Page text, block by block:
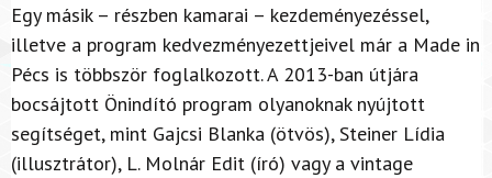
Egy másik – részben kamarai – kezdeményezéssel,
illetve a program kedvezményezettjeivel már a Made in
Pécs is többször foglalkozott. A 2013-ban útjára
bocsájtott Önindító program olyanoknak nyújtott
segítséget, mint Gajcsi Blanka (ötvös), Steiner Lídia
(illusztrátor), L. Molnár Edit (író) vagy a vintage